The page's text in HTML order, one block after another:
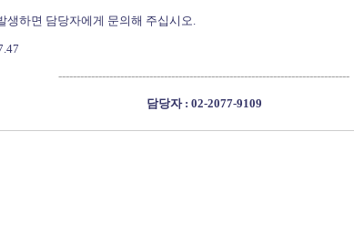
생하면 담당자에게 문의해 주십시오.
--------------------------------------------------------------------------------
담당자 : 02-2077-9109